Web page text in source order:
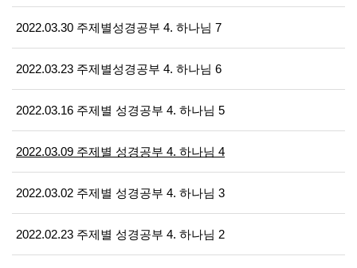
2022.03.30 주제별성경공부 4. 하나님 7
2022.03.23 주제별성경공부 4. 하나님 6
2022.03.16 주제별 성경공부 4. 하나님 5
2022.03.09 주제별 성경공부 4. 하나님 4
2022.03.02 주제별 성경공부 4. 하나님 3
2022.02.23 주제별 성경공부 4. 하나님 2